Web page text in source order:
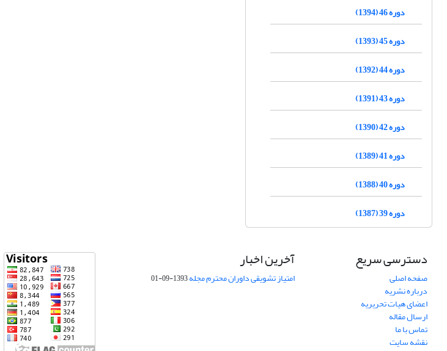
دوره 46 (1394)
دوره 45 (1393)
دوره 44 (1392)
دوره 43 (1391)
دوره 42 (1390)
دوره 41 (1389)
دوره 40 (1388)
دوره 39 (1387)
دسترسی سریع
صفحه اصلی
درباره نشریه
اعضای هیات تحریریه
ارسال مقاله
تماس با ما
نقشه سایت
آخرین اخبار
امتیاز تشویقی داوران محترم مجله1393-09-01